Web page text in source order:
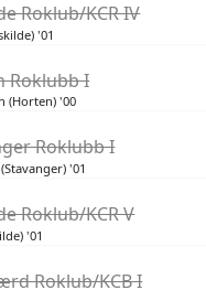
Roklub/KCR IV
'01
Roklubb I
(Horten) '00
Roklubb I
'01
Roklub/KCR V
'01
Roklub/KCB I